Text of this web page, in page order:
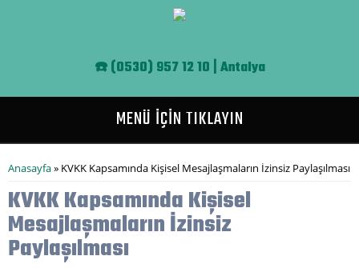
☎️(0530) 957 12 10 | Antalya
MENÜ İÇİN TIKLAYIN
Buradasınız
Anasayfa» KVKK Kapsamında Kişisel Mesajlaşmaların İzinsiz Paylaşılması
KVKK Kapsamında Kişisel
Mesajlaşmaların İzinsiz
Paylaşılması